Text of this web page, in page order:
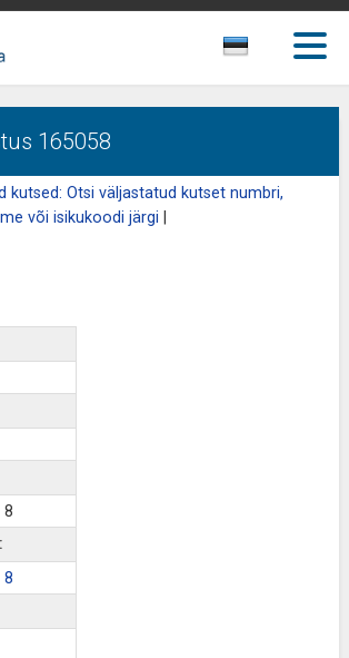
165058
kutsed: Otsi väljastatud kutset numbri,
või isikukoodi järgi
8
8